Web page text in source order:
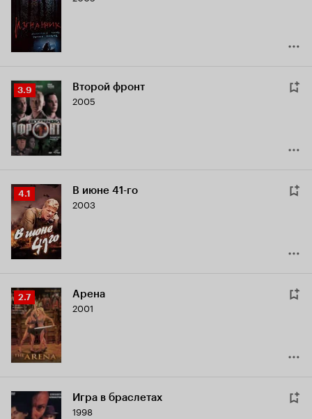
5.0
Рейтинг
Кинопоиска
3.9
3.9 Второй фронт
2005
Рейтинг
Кинопоиска
4.1
4.1 В июне 41-го
2003
Рейтинг
Кинопоиска
2.7
2.7 Арена
2001
Игра в браслетах
1998